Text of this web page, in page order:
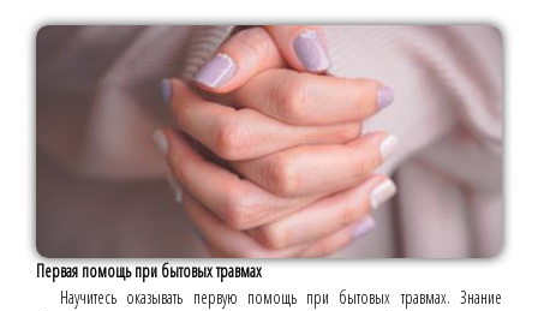
Первая помощь при бытовых травмах
Научитесь оказывать первую помощь при бытовых травмах. Знание